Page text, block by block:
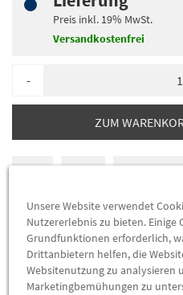
Preis inkl. 19% MwSt.
Versandkostenfrei
-
ZUM
EU-
Herstellerangaben:FORD-
Unsere Website verwendet
Nutzererlebnis zu bieten. Einige
Grundfunktionen erforderlich,
Drittanbietern helfen, die
Websitenutzung zu analysieren
Marketingbemühungen zu